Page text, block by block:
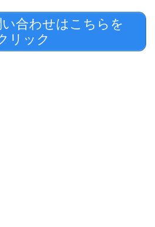
合わせはこちらを
リック